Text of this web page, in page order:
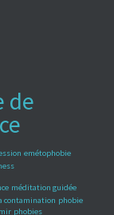
de
emétophobie
méditation guidée
contamination phobie
phobies